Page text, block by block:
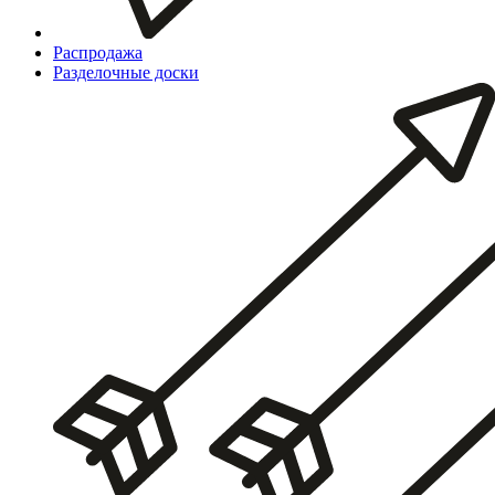
Распродажа
Разделочные доски